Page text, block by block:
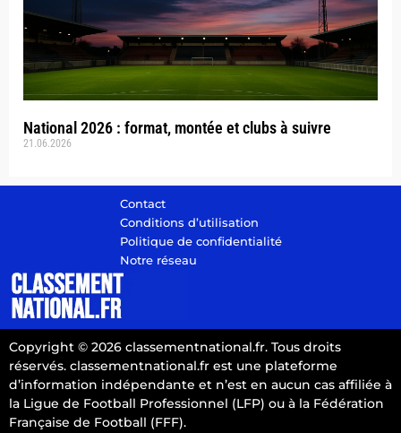
National 2026 : format, montée et clubs à suivre
21.06.2026
Contact
Conditions d’utilisation
Politique de confidentialité
Notre réseau
Copyright © 2026 classementnational.fr. Tous droits
réservés. classementnational.fr est une plateforme
d’information indépendante et n’est en aucun cas affiliée à
la Ligue de Football Professionnel (LFP) ou à la Fédération
Française de Football (FFF).